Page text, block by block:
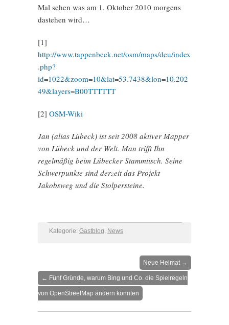
Mal sehen was am 1. Oktober 2010 morgens
dastehen wird…
[1]
http://www.tappenbeck.net/osm/maps/deu/index
.php?
id=1022&zoom=10&lat=53.7438&lon=10.202
49&layers=B00TTTTTT
[2] OSM-Wiki
Jan (alias Lübeck) istseit 2008 aktiver Mapper
von Lübeck und der Welt. Man trifft Ihn
regelmäßig beim Lübecker Stammtisch. Seine
Schwerpunkte sind derzeit das Projekt
Jakobsweg und die Stolpersteine.
Kategorie: Gastblog, News
Neue Heimat →
← Fünf Gründe, warum Bing und Co. die Spielregeln
von OpenStreetMap ändern könnten